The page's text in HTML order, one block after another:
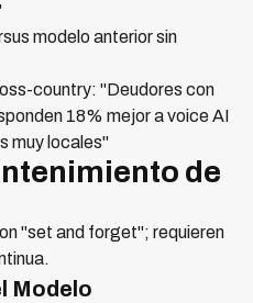
modelo anterior sin
country: "Deudores con
18% mejor a voice AI
muy locales"
de
"set and forget"; requieren
Modelo